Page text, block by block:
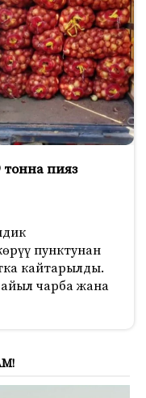
тонна пияз
пунктунан
кайтарылды.
айыл чарба жана